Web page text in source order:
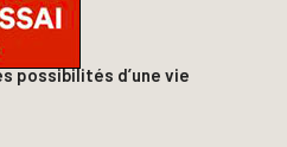
possibilités d’une vie